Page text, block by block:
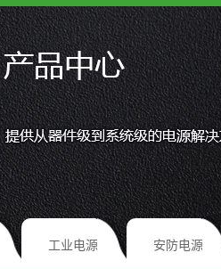
工业电源 安防电源